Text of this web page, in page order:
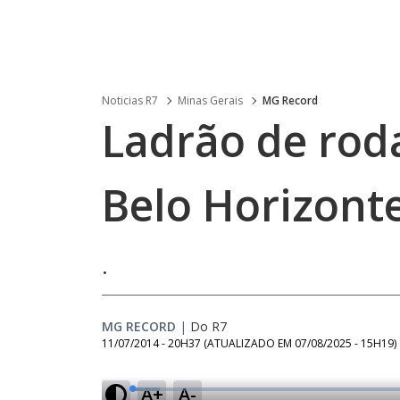
Noticias R7 Minas Gerais MG Record
Ladrão de
Belo
.
MG RECORD | Do R7
11/07/2014 - 20H37 (ATUALIZADO EM 07/08/2025 - 15H19)
A+ A-
L